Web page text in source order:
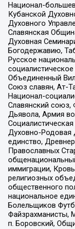
Национал-
Кубанской
Духовного
Славянская
Духовная
Богодержавию,
Русское
Объединенный
Союз славян, Ат-
Национал-
Славянский союз,
Дьявола, Армия
Духовно-Родовая
единство,
Православных
иммиграции,
религиозных
общественного
национальное
Болельщиков
Файзрахманисты,
п. Боровский,